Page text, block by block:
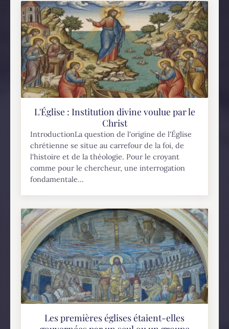
L'Église : Institution divine voulue par le
Christ
IntroductionLa question de l'origine de l'Église
chrétienne se situe au carrefour de la foi, de
l'histoire et de la théologie. Pour le croyant
comme pour le chercheur, une interrogation
fondamentale...
Les premières églises étaient-elles